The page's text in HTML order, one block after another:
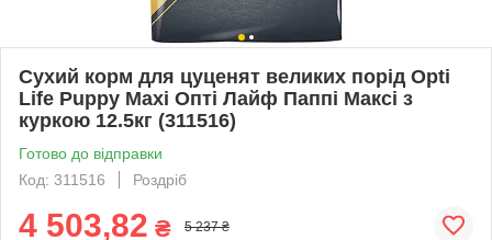
Сухий корм для цуценят великих порід Opti
Life Puppy Maxi Опті Лайф Паппі Максі з
куркою 12.5кг (311516)
Готово до відправки
Код: 311516
Роздріб
4 503,82 ₴ 5 237 ₴